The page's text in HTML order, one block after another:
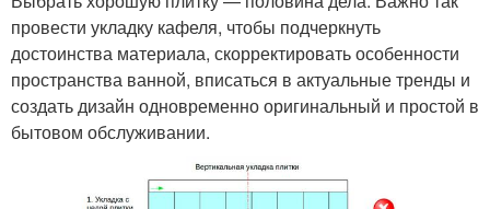
провести укладку кафеля, чтобы подчеркнуть
достоинства материала, скорректировать особенности
пространства ванной, вписаться в актуальные тренды и
создать дизайн одновременно оригинальный и простой в
бытовом обслуживании.